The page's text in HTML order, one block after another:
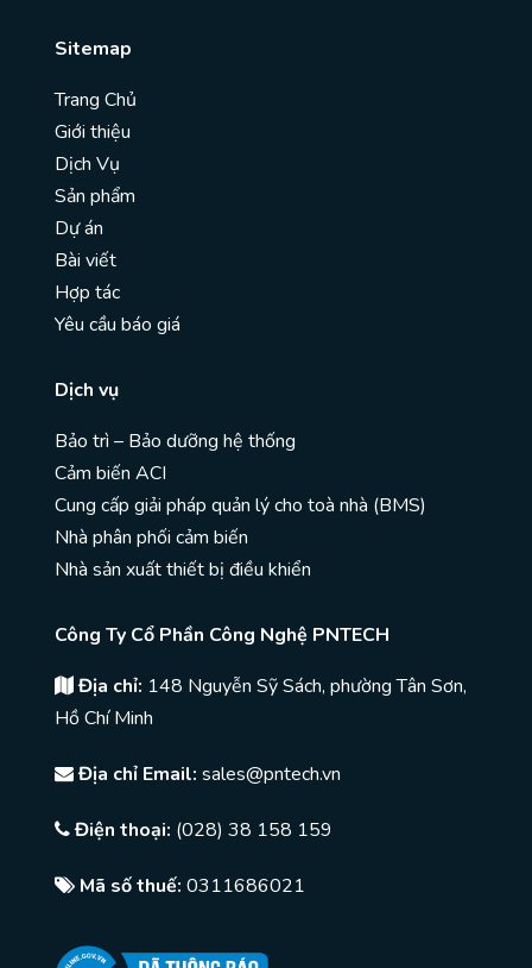
Sitemap
Trang Chủ
Giới thiệu
Dịch Vụ
Sản phẩm
Dự án
Bài viết
Hợp tác
Yêu cầu báo giá
Dịch vụ
Bảo trì – Bảo dưỡng hệ thống
Cảm biến ACI
Cung cấp giải pháp quản lý cho toà nhà (BMS)
Nhà phân phối cảm biến
Nhà sản xuất thiết bị điều khiển
Công Ty Cổ Phần Công Nghệ PNTECH
Địa chỉ: 148 Nguyễn Sỹ Sách, phường Tân Sơn,
Hồ Chí Minh
Địa chỉ Email: sales@pntech.vn
Điện thoại: (028) 38 158 159
Mã số thuế: 0311686021